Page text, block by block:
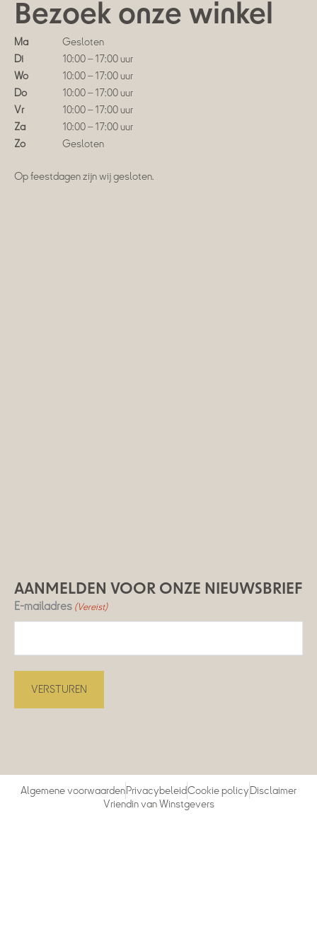
Bezoek onze winkel
Ma
Gesloten
Di
10:00 – 17:00 uur
Wo
10:00 – 17:00 uur
Do
10:00 – 17:00 uur
Vr
10:00 – 17:00 uur
Za
10:00 – 17:00 uur
Zo
Gesloten
Op feestdagen zijn wij gesloten.
AANMELDEN VOOR ONZE NIEUWSBRIEF
E-mailadres (Vereist)
Algemene voorwaardenPrivacybeleidCookie policyDisclaimer
Vriendin van Winstgevers